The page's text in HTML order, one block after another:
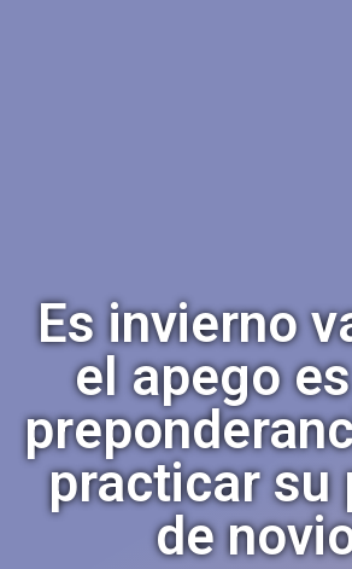
Es invierno
el apego
practicar su
de